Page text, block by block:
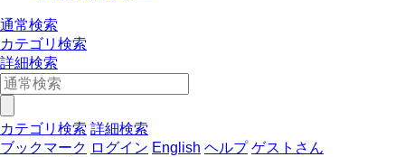
通常検索
カテゴリ検索
詳細検索
カテゴリ検索 詳細検索
ブックマーク ログイン English ヘルプ ゲストさん